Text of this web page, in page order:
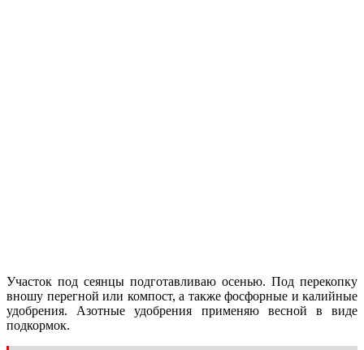
Участок под сеянцы подготавливаю осенью. Под перекопку
вношу перегной или компост, а также фосфорные и калийные
удобрения. Азотные удобрения применяю весной в виде
подкормок.